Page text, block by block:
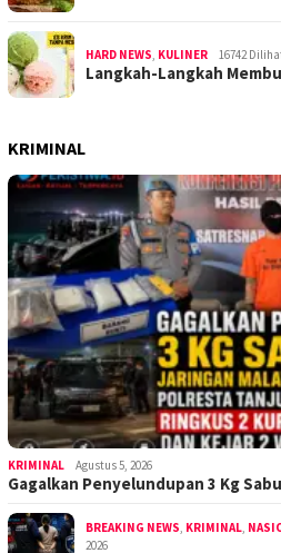
HARD NEWS, KULINER 16742
Langkah-Langkah
KRIMINAL
KRIMINAL Agustus 5, 2026
Gagalkan Penyelundupan 3 Kg
BREAKING NEWS, KRIMINAL,
2026